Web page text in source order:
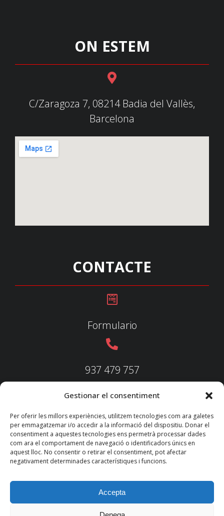
Gestionar el consentiment
Per oferir les millors experiències, utilitzem tecnologies com ara galetes
per emmagatzemar i/o accedir a la informació del dispositiu. Donar el
consentiment a aquestes tecnologies ens permetrà processar dades
com ara el comportament de navegació o identificadors únics en
aquest lloc. No consentir o retirar el consentiment, pot afectar
negativament determinades característiques i funcions.
Accepta
ON ESTEM
C/Zaragoza 7, 08214 Badia del Vallès,
Barcelona
CONTACTE
Formulario
937 479 757
937 479 758
federacio@fedecatjudo.cat